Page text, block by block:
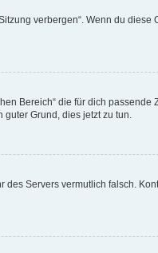
verbergen“. Wenn du diese
Bereich“ die für dich passende
Grund, dies jetzt zu tun.
Servers vermutlich falsch.